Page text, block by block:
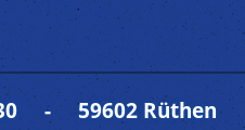
30 - 59602 Rüthen